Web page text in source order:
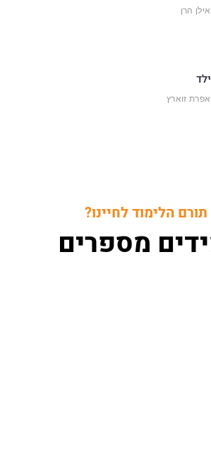
אילן הרן
ילד
אפרת זוארץ
הלימוד לחיינו?
מספרים